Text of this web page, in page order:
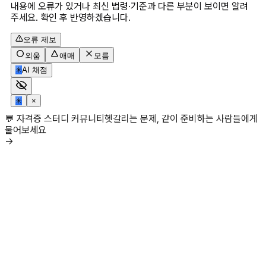
내용에 오류가 있거나 최신 법령·기준과 다른 부분이 보이면 알려
주세요. 확인 후 반영하겠습니다.
오류 제보
외움
애매
모름
✳AI 채점
✳ ×
💬 자격증 스터디 커뮤니티헷갈리는 문제, 같이 준비하는 사람들에게
물어보세요
→